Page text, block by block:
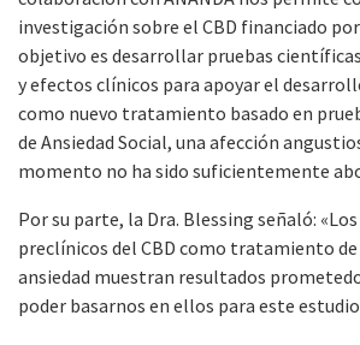
investigación sobre el CBD financiado
objetivo es desarrollar pruebas
y efectos clínicos para apoyar el
como nuevo tratamiento basado en
de Ansiedad Social, una afección
momento no ha sido suficientemente
Por su parte, la Dra. Blessing señaló:
preclínicos del CBD como tratamiento
ansiedad muestran resultados
poder basarnos en ellos para este